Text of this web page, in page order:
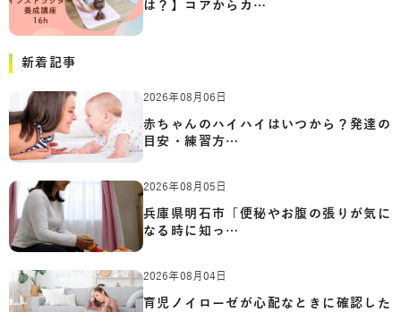
は？】コアからカ…
新着記事
2026年08月06日
赤ちゃんのハイハイはいつから？発達の
目安・練習方…
2026年08月05日
兵庫県明石市「便秘やお腹の張りが気に
なる時に知っ…
2026年08月04日
育児ノイローゼが心配なときに確認した